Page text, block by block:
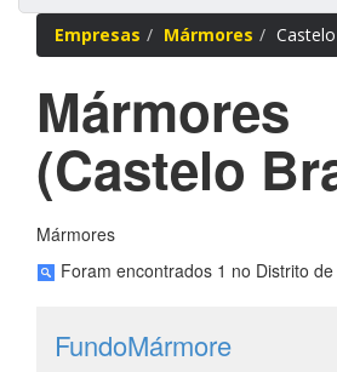
Empresas Mármores
Mármores
(Castelo
Mármores
Foram encontrados 1 no Distrito
FundoMármore